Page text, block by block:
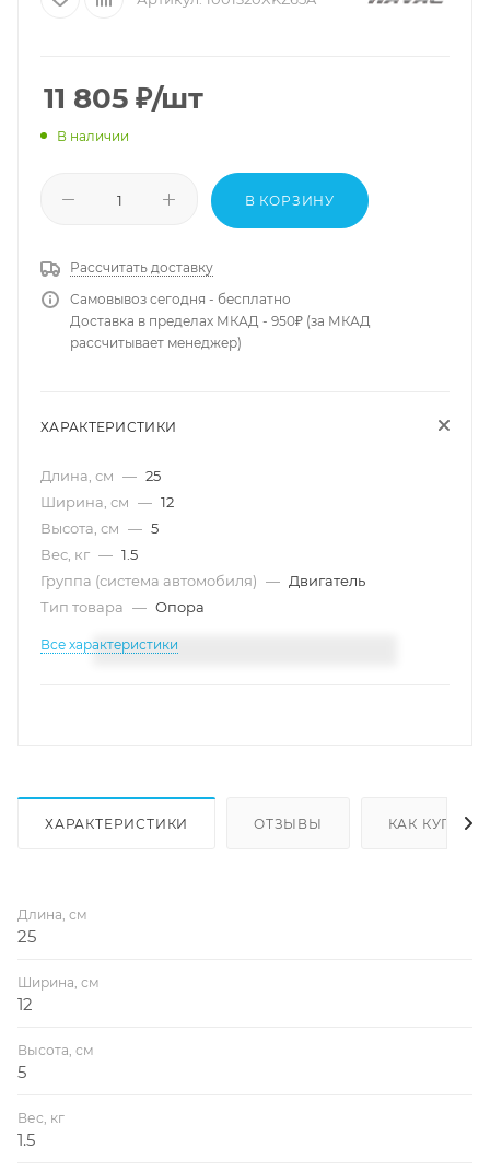
11 805 ₽/шт
В наличии
В КОРЗИНУ
Рассчитать доставку
Самовывоз сегодня - бесплатно
Доставка в пределах МКАД - 950₽ (за МКАД
рассчитывает менеджер)
ХАРАКТЕРИСТИКИ
Длина, см — 25
Ширина, см — 12
Высота, см — 5
Вес, кг — 1.5
Группа (система автомобиля) — Двигатель
Тип товара — Опора
Все характеристики
ХАРАКТЕРИСТИКИ ОТЗЫВЫ КАК КУПИТЬ
Длина, см
25
Ширина, см
12
Высота, см
5
Вес, кг
1.5